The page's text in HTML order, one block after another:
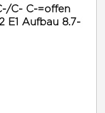
C- C-=offen
E1 Aufbau 8.7-